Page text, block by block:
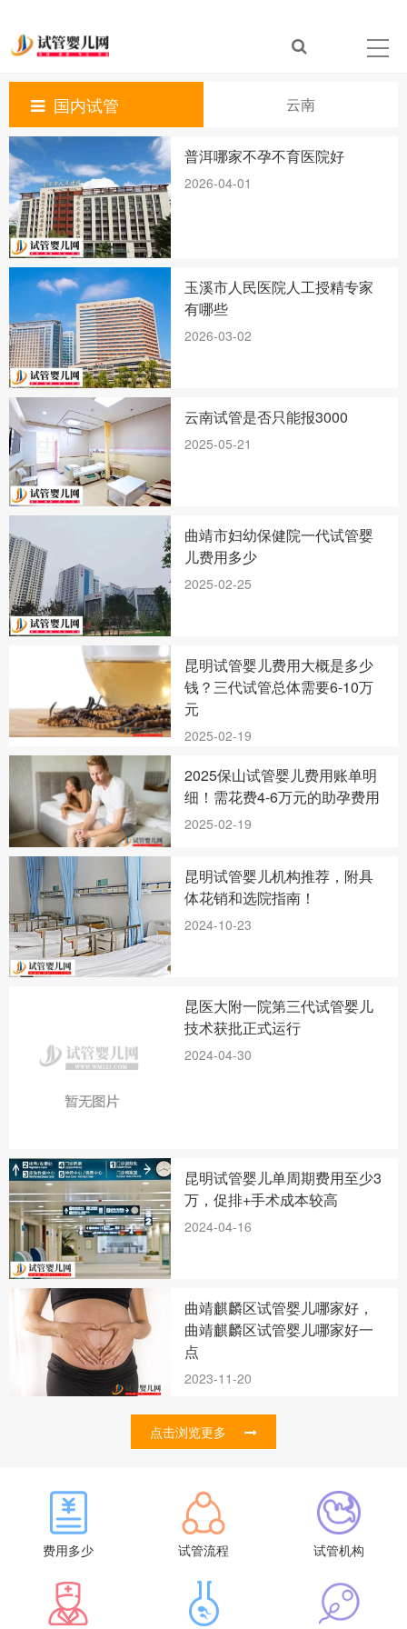
国内试管 云南
普洱哪家不孕不育医院好
2026-04-01
玉溪市人民医院人工授精专家
有哪些
2026-03-02
云南试管是否只能报3000
2025-05-21
曲靖市妇幼保健院一代试管婴
儿费用多少
2025-02-25
昆明试管婴儿费用大概是多少
钱？三代试管总体需要6-10万
元
2025-02-19
2025保山试管婴儿费用账单明
细！需花费4-6万元的助孕费用
2025-02-19
昆明试管婴儿机构推荐，附具
体花销和选院指南！
2024-10-23
昆医大附一院第三代试管婴儿
技术获批正式运行
2024-04-30
昆明试管婴儿单周期费用至少3
万，促排+手术成本较高
2024-04-16
曲靖麒麟区试管婴儿哪家好，
曲靖麒麟区试管婴儿哪家好一
点
2023-11-20
点击浏览更多
费用多少 试管流程 试管机构